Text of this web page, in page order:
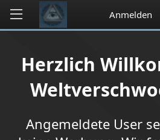
Anmelden
Herzlich
Angemeldete User